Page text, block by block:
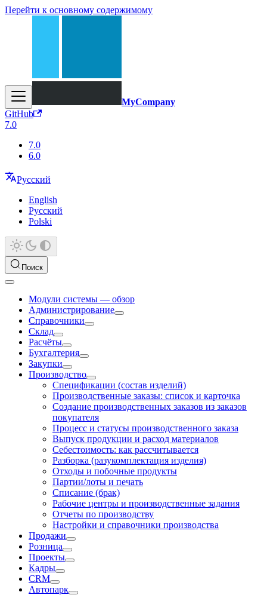
Перейти к основному содержимому
MyCompany
GitHub
7.0
7.0
6.0
Русский
English
Русский
Polski
Поиск
Модули системы — обзор
Администрирование
Справочники
Склад
Расчёты
Бухгалтерия
Закупки
Производство
Спецификации (состав изделий)
Производственные заказы: список и карточка
Создание производственных заказов из заказов
покупателя
Процесс и статусы производственного заказа
Выпуск продукции и расход материалов
Себестоимость: как рассчитывается
Разборка (разукомплектация изделия)
Отходы и побочные продукты
Партии/лоты и печать
Списание (брак)
Рабочие центры и производственные задания
Отчеты по производству
Настройки и справочники производства
Продажи
Розница
Проекты
Кадры
CRM
Автопарк